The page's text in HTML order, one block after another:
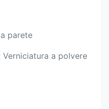
parete
a polvere